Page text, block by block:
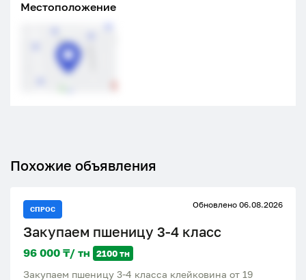
Местоположение
Похожие объявления
СПРОС Обновлено 06.08.2026
Закупаем пшеницу 3-4 класс
96 000 ₸/ тн 2100 тн
Закупаем пшеницу 3-4 класса клейковина от 19